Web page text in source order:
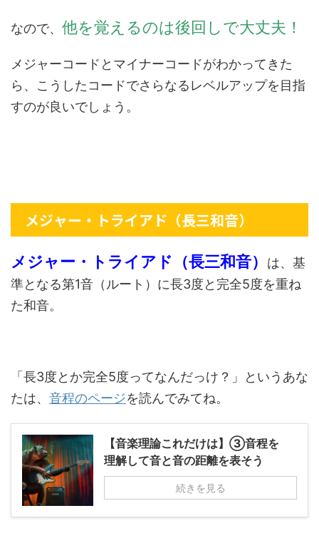
なので、 他を覚えるのは後回しで大丈夫！
メジャーコードとマイナーコードがわかってきた
ら、こうしたコードでさらなるレベルアップを目指
すのが良いでしょう。
メジャー・トライアド（長三和音）
メジャー・トライアド（長三和音）
は、基
準となる第1音（ルート）に長3度と完全5度を重ね
た和音。
「長3度とか完全5度ってなんだっけ？」というあな
たは、 音程のページを読んでみてね。
【音楽理論これだけは】③音程を
理解して音と音の距離を表そう
続きを見る